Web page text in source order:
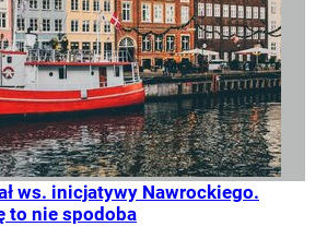
ws. inicjatywy Nawrockiego.
to nie spodoba